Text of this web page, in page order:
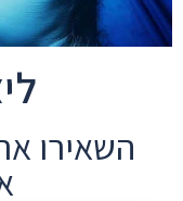
השאירו